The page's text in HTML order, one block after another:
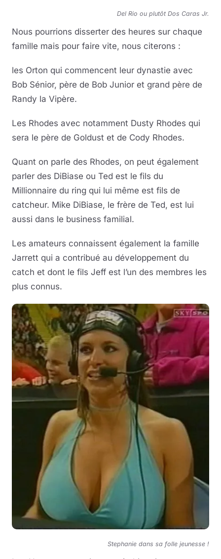
Del Rio ou plutôt Dos Caras Jr.
Nous pourrions disserter des heures sur chaque
famille mais pour faire vite, nous citerons :
les Orton qui commencent leur dynastie avec
Bob Sénior, père de Bob Junior et grand père de
Randy la Vipère.
Les Rhodes avec notamment Dusty Rhodes qui
sera le père de Goldust et de Cody Rhodes.
Quant on parle des Rhodes, on peut également
parler des DiBiase ou Ted est le fils du
Millionnaire du ring qui lui même est fils de
catcheur. Mike DiBiase, le frère de Ted, est lui
aussi dans le business familial.
Les amateurs connaissent également la famille
Jarrett qui a contribué au développement du
catch et dont le fils Jeff est l’un des membres les
plus connus.
Stephanie dans sa folle jeunesse !